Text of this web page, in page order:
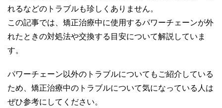
れるなどのトラブルも珍しくありません。
この記事では、矯正治療中に使用するパワーチェーンが外
れたときの対処法や交換する目安について解説していま
す。
パワーチェーン以外のトラブルについてもご紹介している
ため、矯正治療中のトラブルについて気になっている人は
ぜひ参考にしてください。